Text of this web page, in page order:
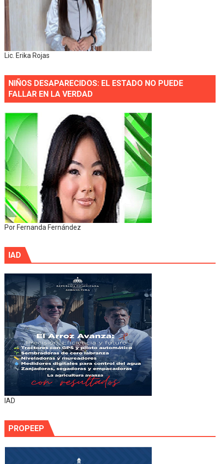
Lic. Erika Rojas
NIÑOS DESAPARECIDOS: EL ESTADO NO PUEDE
FALLAR EN LA VERDAD
Por Fernanda Fernández
IAD
IAD
PROPEEP